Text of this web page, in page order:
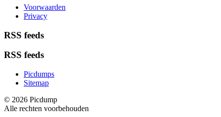
Voorwaarden
Privacy
RSS feeds
RSS feeds
Picdumps
Sitemap
© 2026 Picdump
Alle rechten voorbehouden